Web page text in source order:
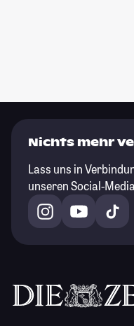
Nichts mehr
Lass uns in
unseren Social-